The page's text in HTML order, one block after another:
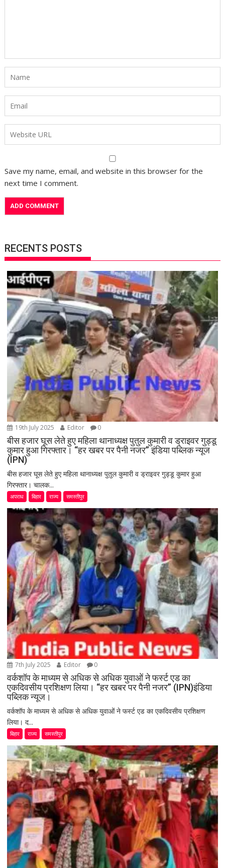
Save my name, email, and website in this browser for the
next time I comment.
RECENTS POSTS
19th July 2025 Editor 0
बीस हजार घूस लेते हुए महिला थानाध्यक्ष पुतुल कुमारी व ड्राइवर गुड्डू
कुमार हुआ गिरफ्तार। “हर खबर पर पैनी नजर” इंडिया पब्लिक न्यूज
(IPN)
बीस हजार घूस लेते हुए महिला थानाध्यक्ष पुतुल कुमारी व ड्राइवर गुड्डू कुमार हुआ
गिरफ्तार। चालक...
अपराध बिहार राज्य समस्तीपुर
7th July 2025 Editor 0
वर्कशॉप के माध्यम से अधिक से अधिक युवाओं ने फर्स्ट एड का
एकदिवसीय प्रशिक्षण लिया। “हर खबर पर पैनी नजर” (IPN)इंडिया
पब्लिक न्यूज।
वर्कशॉप के माध्यम से अधिक से अधिक युवाओं ने फर्स्ट एड का एकदिवसीय प्रशिक्षण
लिया। द...
बिहार राज्य समस्तीपुर